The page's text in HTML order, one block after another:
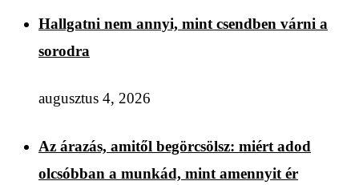
Hallgatni nem annyi, mint csendben várni a
sorodra
augusztus 4, 2026
Az árazás, amitől begörcsölsz: miért adod
olcsóbban a munkád, mint amennyit ér